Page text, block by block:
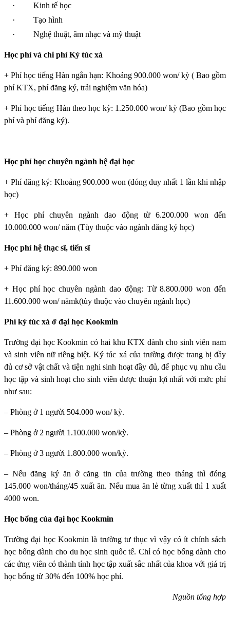
·
Kinh tế học
·
Tạo hình
·
Nghệ thuật, âm nhạc và mỹ thuật
Học phí và chi phí Ký túc xá
+ Phí học tiếng Hàn ngắn hạn: Khoảng 900.000 won/ kỳ ( Bao gồm
phí KTX, phí đăng ký, trải nghiệm văn hóa)
+ Phí học tiếng Hàn theo học kỳ: 1.250.000 won/ kỳ (Bao gồm học
phí và phí đăng ký).
Học phí học chuyên ngành hệ đại học
+ Phí đăng ký: Khoảng 900.000 won (đóng duy nhất 1 lần khi nhập
học)
+ Học phí chuyên ngành dao động từ 6.200.000 won đến
10.000.000 won/ năm (Tùy thuộc vào ngành đăng ký học)
Học phí hệ thạc sĩ, tiến sĩ
+ Phí đăng ký: 890.000 won
+ Học phí học chuyên ngành dao động: Từ 8.800.000 won đến
11.600.000 won/ nămk(tùy thuộc vào chuyên ngành học)
Phí ký túc xá ở đại học Kookmin
Trường đại học Kookmin có hai khu KTX dành cho sinh viên nam
và sinh viên nữ riêng biệt. Ký túc xá của trường được trang bị đầy
đủ cơ sở vật chất và tiện nghi sinh hoạt đầy đủ, để phục vụ nhu cầu
học tập và sinh hoạt cho sinh viên được thuận lợi nhất với mức phí
như sau:
– Phòng ở 1 người 504.000 won/ kỳ.
– Phòng ở 2 người 1.100.000 won/kỳ.
– Phòng ở 3 người 1.800.000 won/kỳ.
– Nếu đăng ký ăn ở căng tin của trường theo tháng thì đóng
145.000 won/tháng/45 xuất ăn. Nếu mua ăn lẻ từng xuất thì 1 xuất
4000 won.
Học bổng của đại học Kookmin
Trường đại học Kookmin là trường tư thục vì vậy có ít chính sách
học bổng dành cho du học sinh quốc tế. Chỉ có học bổng dành cho
các ứng viên có thành tính học tập xuất sắc nhất của khoa với giá trị
học bổng từ 30% đến 100% học phí.
Nguồn tổng hợp